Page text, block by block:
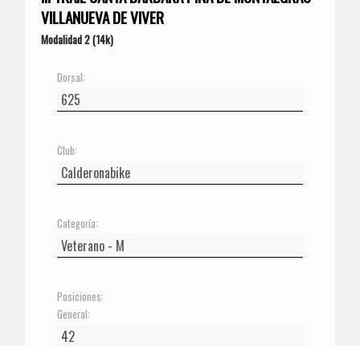
VILLANUEVA DE VIVER
Modalidad 2 (14k)
Dorsal:
Club:
Categoría:
Posiciones:
General: